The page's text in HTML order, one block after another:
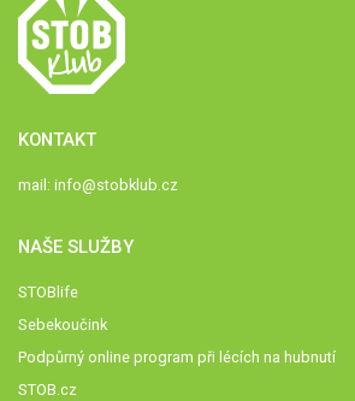
KONTAKT
mail: info@stobklub.cz
NAŠE SLUŽBY
STOBlife
Sebekoučink
Podpůrný online program při lécích na hubnutí
STOB.cz